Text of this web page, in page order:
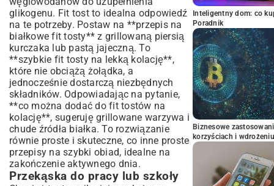
glikogenu. Fit tost to idealna odpowiedź
na te potrzeby. Postaw na **przepis na
białkowe fit tosty** z grillowaną piersią
kurczaka lub pastą jajeczną. To
**szybkie fit tosty na lekką kolację**,
które nie obciążą żołądka, a
jednocześnie dostarczą niezbędnych
składników. Odpowiadając na pytanie,
**co można dodać do fit tostów na
kolację**, sugeruję grillowane warzywa i
chude źródła białka. To rozwiązanie
równie proste i skuteczne, co inne proste
przepisy na szybki obiad, idealne na
zakończenie aktywnego dnia.
Przekąska do pracy lub szkoły
Inteligentny dom: co
Poradnik
Biznesowe
korzyściach i wdrożeniu